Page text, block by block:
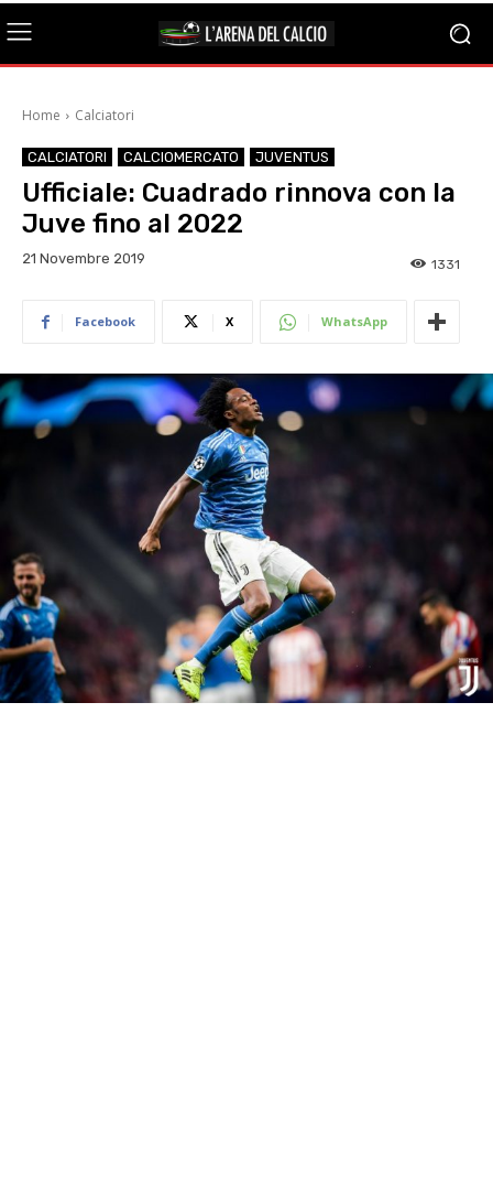
Home Calciatori
CALCIATORI CALCIOMERCATO JUVENTUS
Ufficiale: Cuadrado rinnova con la
Juve fino al 2022
21 Novembre 2019 1331
Facebook X WhatsApp